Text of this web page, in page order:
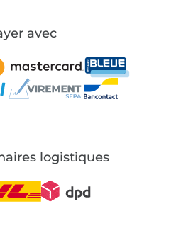
avec
logistiques